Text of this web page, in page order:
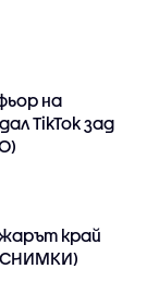
на
TikTok зад
край